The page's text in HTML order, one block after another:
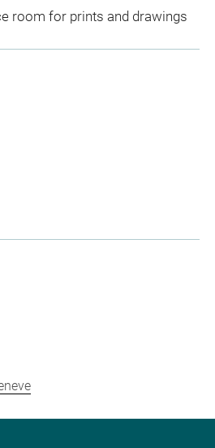
room for prints and drawings